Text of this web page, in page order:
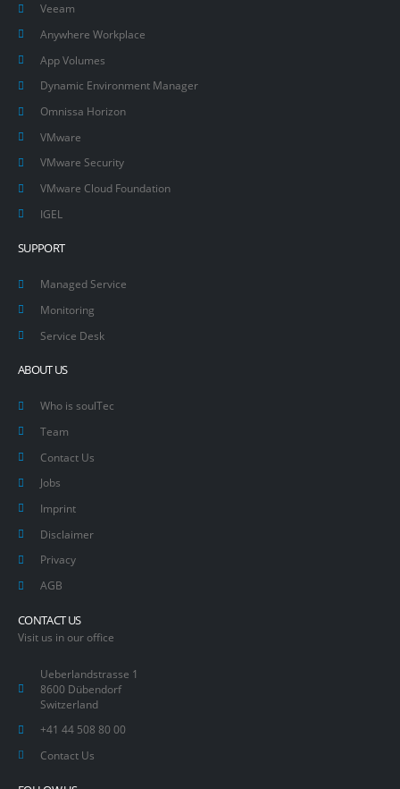
Veeam
Anywhere Workplace
App Volumes
Dynamic Environment Manager
Omnissa Horizon
VMware
VMware Security
VMware Cloud Foundation
IGEL
SUPPORT
Managed Service
Monitoring
Service Desk
ABOUT US
Who is soulTec
Team
Contact Us
Jobs
Imprint
Disclaimer
Privacy
AGB
CONTACT US
Visit us in our office
Ueberlandstrasse 1
8600 Dübendorf
Switzerland
+41 44 508 80 00
Contact Us